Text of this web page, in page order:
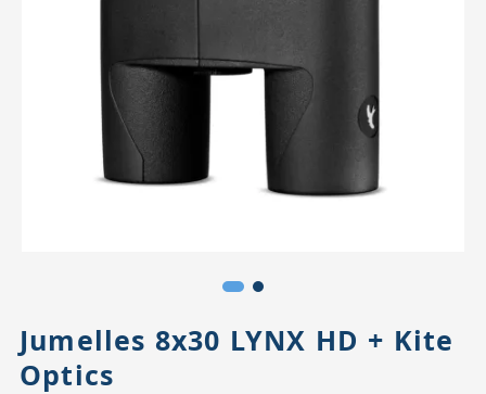
Jumelles 8x30 LYNX HD + Kite
Optics